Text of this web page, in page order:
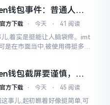
跺脚。实际上讲
钱包事件：普通人该
方下载 ⋅ 今天 ⋅ 41 阅读
,着实是挺能让人脑袋疼。imt
是在市面当中,被使用得挺多的
钱包截屏要谨慎，别
儿戏
方下载 ⋅ 今天 ⋅ 45 阅读
这事儿,起初瞧着好像挺简单,可